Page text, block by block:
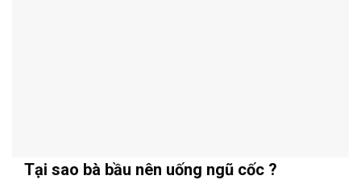
Tại sao bà bầu nên uống ngũ cốc ?